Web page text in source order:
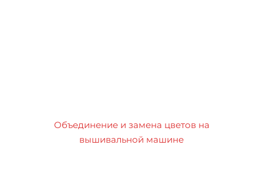
Объединение и замена цветов на
вышивальной машине